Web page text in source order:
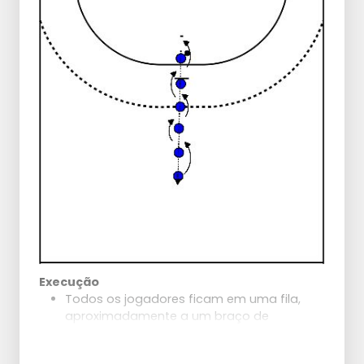
Passo 5: Duas filas uma em frente à outra.
Você cruza-se no meio e após o
movimento de passe, passa a bola para o
primeiro jogador da fila e junta-se à parte
de trás.
Jogadores que já dominam bem isso
podem também praticar a rotação em
direção ao braço de arremesso. Jogador
destro: após o pouso em dois pés, gire
baliza.
defensor que encontra pelo caminho.
Execução
Todos os jogadores ficam em uma fila,
aproximadamente a um braço de